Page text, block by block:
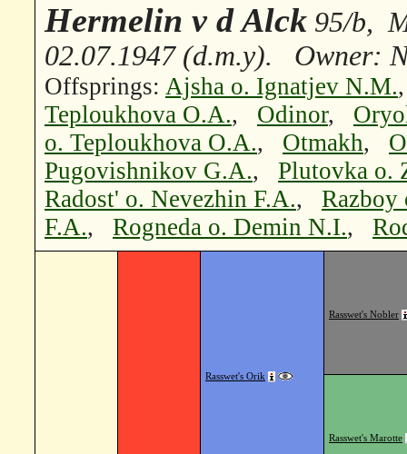
Hermelin v d Alck 95/b,
02.07.1947 (d.m.y). Owner:
Offsprings: Ajsha o. Ignatjev N.M.
Teploukhova O.A., Odinor,
o. Teploukhova O.A., Otmakh,
Pugovishnikov G.A., Plutovka o.
Radost' o. Nevezhin F.A., Razboy
F.A., Rogneda o. Demin N.I.,
Rasswet's Orik
Rasswet's Nobler
Rasswet's Marotte